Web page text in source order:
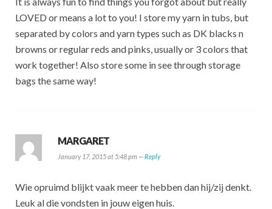
LOVED or means a lot to you! I store my yarn in tubs, but
separated by colors and yarn types such as DK blacks n
browns or regular reds and pinks, usually or 3 colors that
work together! Also store some in see through storage
bags the same way!
MARGARET
January 17, 2015 at 5:48 pm —Reply
Wie opruimd blijkt vaak meer te hebben dan hij/zij denkt.
Leuk al die vondsten in jouw eigen huis.